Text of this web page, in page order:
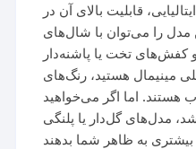
قابلیت بالای آن در
را می‌توان با شال‌های
تخت یا پاشنه‌دار
مینیمال هستید، رنگ‌های
هستند. اما اگر می‌خواهید
مدل‌های گل‌دار یا پلنگی